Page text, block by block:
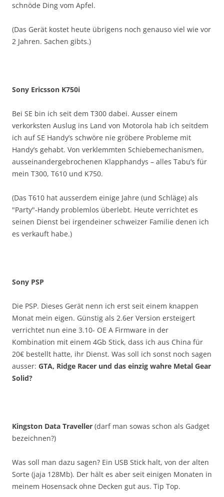
schnöde Ding vom Apfel.
(Das Gerät kostet heute übrigens noch genauso viel wie vor
2 Jahren. Sachen gibts.)
Sony Ericsson K750i
Bei SE bin ich seit dem T300 dabei. Ausser einem
verkorksten Auslug ins Land von Motorola hab ich seitdem
ich auf SE Handy’s schwöre nie gröbere Probleme mit
Handy’s gehabt. Von verklemmten Schiebemechanismen,
ausseinandergebrochenen Klapphandys – alles Tabu’s für
mein T300, T610 und K750.
(Das T610 hat ausserdem einige Jahre (und Schläge) als
"Party"-Handy problemlos überlebt. Heute verrichtet es
seinen Dienst bei irgendeiner schweizer Familie denen ich
es verkauft habe.)
Sony PSP
Die PSP. Dieses Gerät nenn ich erst seit einem knappen
Monat mein eigen. Günstig als 2.6er Version ersteigert
verrichtet nun eine 3.10- OE A Firmware in der
Kombination mit einem 4Gb Stick, dass ich aus China für
20€ bestellt hatte, ihr Dienst. Was soll ich sonst noch sagen
ausser: GTA, Ridge Racer und das einzig wahre Metal Gear
Solid?
Kingston Data Traveller (darf man sowas schon als Gadget
bezeichnen?)
Was soll man dazu sagen? Ein USB Stick halt, von der alten
Sorte (jaja 128Mb). Der hält es aber seit einigen Monaten in
meinem Hosensack ohne Decken gut aus. Tip Top.